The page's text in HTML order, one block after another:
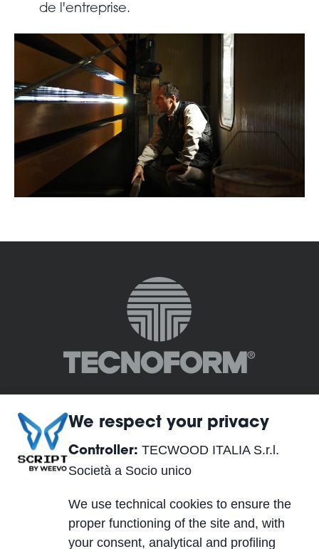
de l'entreprise.
TECWOOD ITALIA S.r.l. Società a Socio unico
Località Cusona, 53037 San Gimignano (SI), ITALY
Siège Opérationnel:
We respect your privacy
Controller: TECWOOD ITALIA S.r.l.
Società a Socio unico
We use technical cookies to ensure the
proper functioning of the site and, with
your consent, analytical and profiling